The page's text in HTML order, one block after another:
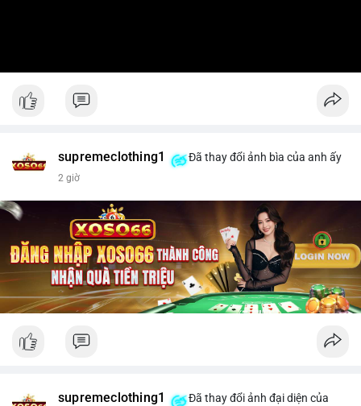
supremeclothing1 Đã thay đổi ảnh bìa của anh ấy
2 giờ
supremeclothing1
Đã thay đổi ảnh đại diện của